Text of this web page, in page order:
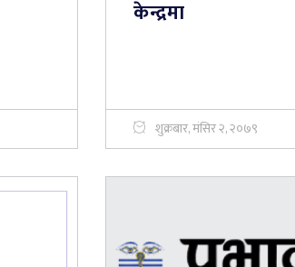
केन्द्रमा
शुक्रबार, मंसिर २, २०७९